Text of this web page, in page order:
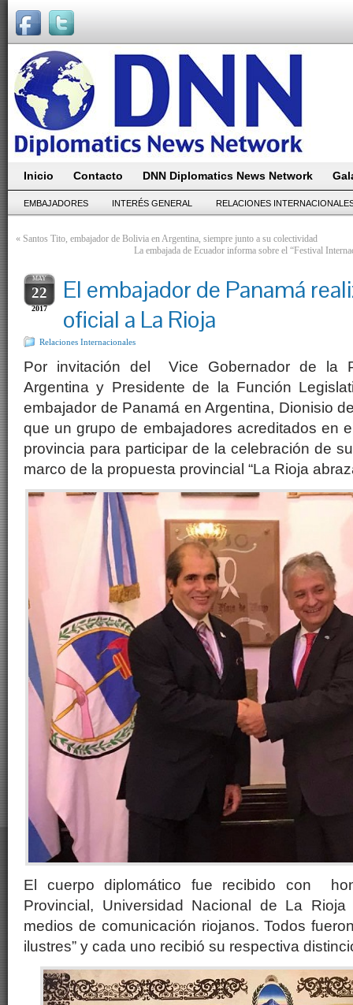
Inicio Contacto DNN Diplomatics News Network
EMBAJADORES INTERÉS GENERAL RELACIONES
« Santos Tito, embajador de Bolivia en Argentina, siempre junto a su colectividad
La embajada de Ecuador informa sobre el “Festival
MAY
22
2017
El embajador de Panamá
oficial a La Rioja
Relaciones Internacionales
Por invitación del Vice Gobernador de la
Argentina y Presidente de la Función
embajador de Panamá en Argentina, Dionisio
que un grupo de embajadores acreditados en
provincia para participar de la celebración de
marco de la propuesta provincial “La Rioja
El cuerpo diplomático fue recibido con
Provincial, Universidad Nacional de La
medios de comunicación riojanos. Todos
ilustres” y cada uno recibió su respectiva